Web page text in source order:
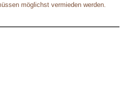
möglichst vermieden werden.